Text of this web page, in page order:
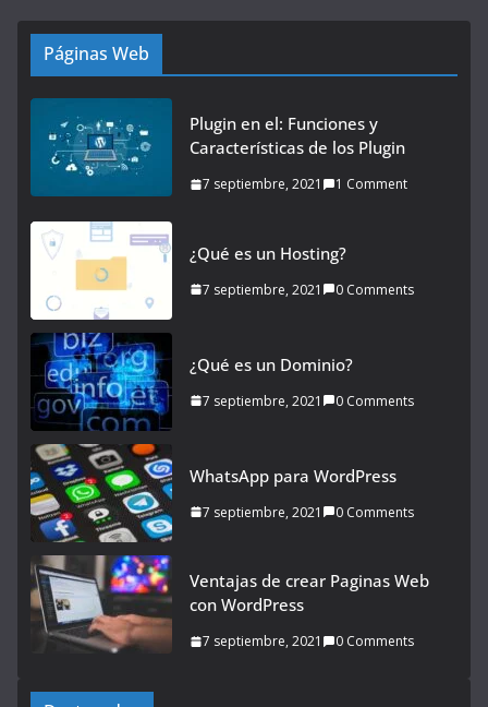
Páginas Web
Plugin en el: Funciones y
Características de los Plugin
7 septiembre, 2021 1 Comment
¿Qué es un Hosting?
7 septiembre, 2021 0 Comments
¿Qué es un Dominio?
7 septiembre, 2021 0 Comments
WhatsApp para WordPress
7 septiembre, 2021 0 Comments
Ventajas de crear Paginas Web
con WordPress
7 septiembre, 2021 0 Comments